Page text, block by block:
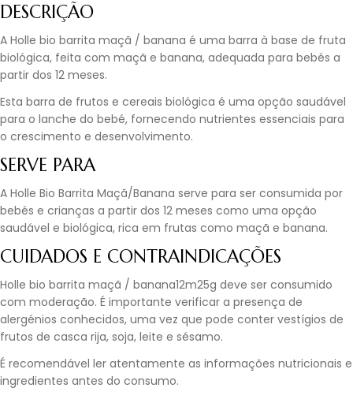
DESCRIÇÃO
A Holle bio barrita maçã / banana é uma barra à base de fruta
biológica, feita com maçã e banana, adequada para bebés a
partir dos 12 meses.
Esta barra de frutos e cereais biológica é uma opção saudável
para o lanche do bebé, fornecendo nutrientes essenciais para
o crescimento e desenvolvimento.
SERVE PARA
A Holle Bio Barrita Maçã/Banana serve para ser consumida por
bebés e crianças a partir dos 12 meses como uma opção
saudável e biológica, rica em frutas como maçã e banana.
CUIDADOS E CONTRAINDICAÇÕES
Holle bio barrita maçã / banana12m25g deve ser consumido
com moderação. É importante verificar a presença de
alergénios conhecidos, uma vez que pode conter vestígios de
frutos de casca rija, soja, leite e sésamo.
É recomendável ler atentamente as informações nutricionais e
ingredientes antes do consumo.